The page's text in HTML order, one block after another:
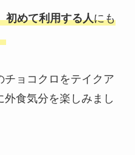
初めて利用する人にも
ョコクロをテイクア
食気分を楽しみまし